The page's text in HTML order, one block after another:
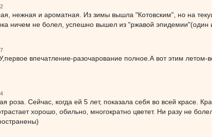
нежная и ароматная. Из зимы вышла "Котовским", но на
ничем не болел, успешно вышел из "ржавой эпидемии"(один
впечатление-разочарование полное.А вот этим летом-
роза. Сейчас, когда ей 5 лет, показала себя во всей красе.
хорошо, обильно, многократно цветет. Ни разу не